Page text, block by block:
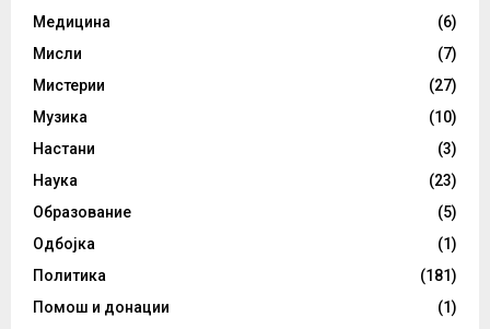
Медицина
(6)
Мисли
(7)
Мистерии
(27)
Музика
(10)
Настани
(3)
Наука
(23)
Образование
(5)
Одбојка
(1)
Политика
(181)
Помош и донации
(1)